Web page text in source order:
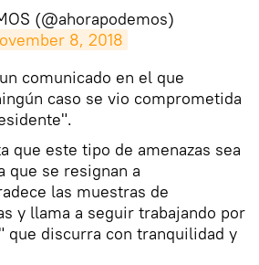
(@ahorapodemos)
8, 2018
comunicado en el que
caso se vio comprometida
que este tipo de amenazas sea
que se resignan a
las muestras de
y llama a seguir trabajando por
que discurra con tranquilidad y